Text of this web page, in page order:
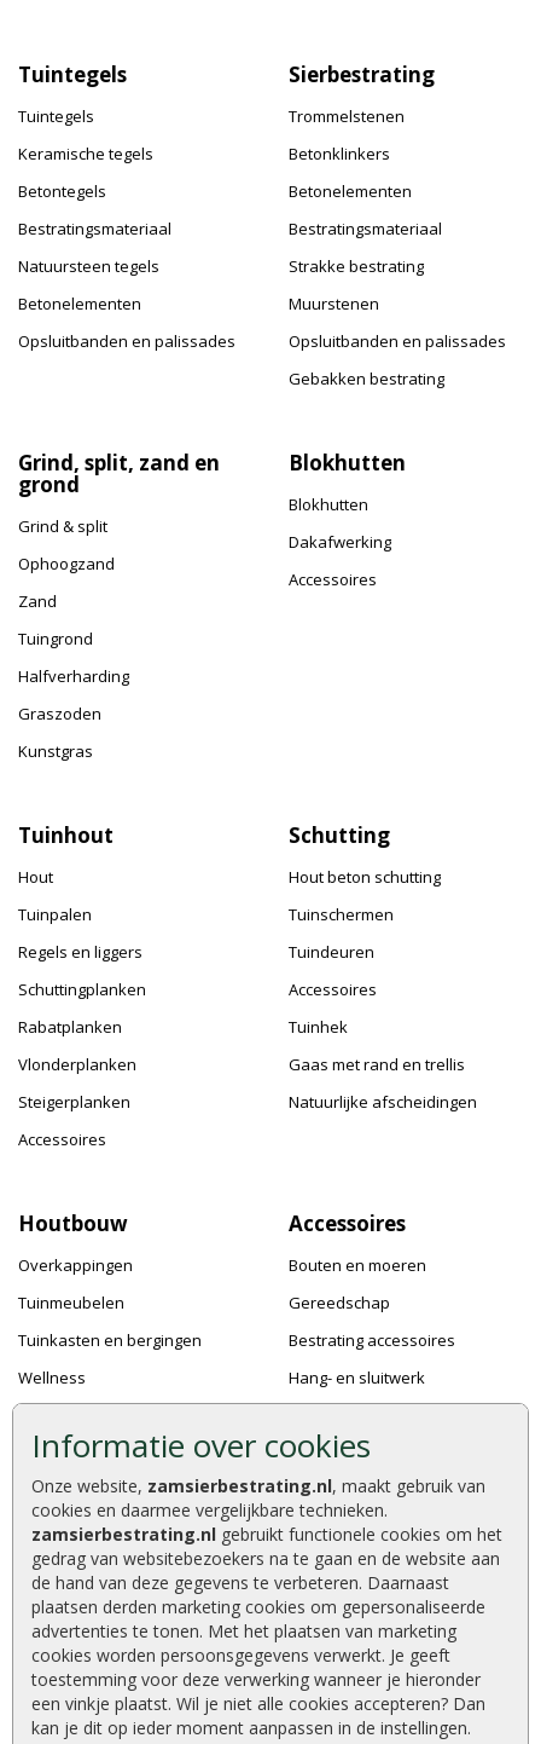
Informatie over cookies
Onze website, zamsierbestrating.nl, maakt gebruik van
cookies en daarmee vergelijkbare technieken.
zamsierbestrating.nl gebruikt functionele cookies om het
gedrag van websitebezoekers na te gaan en de website aan
de hand van deze gegevens te verbeteren. Daarnaast
plaatsen derden marketing cookies om gepersonaliseerde
advertenties te tonen. Met het plaatsen van marketing
cookies worden persoonsgegevens verwerkt. Je geeft
toestemming voor deze verwerking wanneer je hieronder
een vinkje plaatst. Wil je niet alle cookies accepteren? Dan
kan je dit op ieder moment aanpassen in de instellingen.
Tuintegels
Tuintegels
Keramische tegels
Betontegels
Bestratingsmateriaal
Natuursteen tegels
Betonelementen
Opsluitbanden en palissades
Sierbestrating
Trommelstenen
Betonklinkers
Betonelementen
Bestratingsmateriaal
Strakke bestrating
Muurstenen
Opsluitbanden en palissades
Gebakken bestrating
Grind, split, zand en
grond
Grind & split
Ophoogzand
Zand
Tuingrond
Halfverharding
Graszoden
Kunstgras
Blokhutten
Blokhutten
Dakafwerking
Accessoires
Tuinhout
Hout
Tuinpalen
Regels en liggers
Schuttingplanken
Rabatplanken
Vlonderplanken
Steigerplanken
Accessoires
Schutting
Hout beton schutting
Tuinschermen
Tuindeuren
Accessoires
Tuinhek
Gaas met rand en trellis
Natuurlijke afscheidingen
Houtbouw
Overkappingen
Tuinmeubelen
Tuinkasten en bergingen
Wellness
Dierenverblijven
Pergola's
Accessoires
Accessoires
Bouten en moeren
Gereedschap
Bestrating accessoires
Hang- en sluitwerk
Verf en Beits
Dakafwerking
Zamsierbestrating.nl © 2026
9,2 / 10 | 610waarderingen